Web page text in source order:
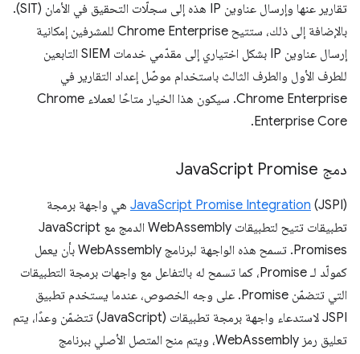
تقارير عنها وإرسال عناوين IP هذه إلى سجلّات التحقيق في الأمان (SIT).
بالإضافة إلى ذلك، ستتيح Chrome Enterprise للمشرفين إمكانية
إرسال عناوين IP بشكل اختياري إلى مقدّمي خدمات SIEM التابعين
للطرف الأول والطرف الثالث باستخدام موصّل إعداد التقارير في
Chrome Enterprise. سيكون هذا الخيار متاحًا لعملاء Chrome
Enterprise Core.
دمج Java Script Promise
JavaScript Promise Integration (JSPI) هي واجهة برمجة
تطبيقات تتيح لتطبيقات WebAssembly الدمج مع JavaScript
Promises. تسمح هذه الواجهة لبرنامج WebAssembly بأن يعمل
كمولّد لـ Promise، كما تسمح له بالتفاعل مع واجهات برمجة التطبيقات
التي تتضمّن Promise. على وجه الخصوص، عندما يستخدم تطبيق
JSPI لاستدعاء واجهة برمجة تطبيقات (JavaScript) تتضمّن وعدًا، يتم
تعليق رمز WebAssembly، ويتم منح المتصل الأصلي ببرنامج